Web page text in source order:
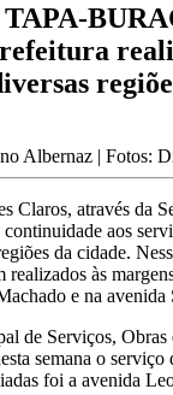
Albernaz | Fotos:
Claros, através da
aos
da cidade.
realizados às
e na avenida
de Serviços, Obras
semana o serviço
foi a avenida